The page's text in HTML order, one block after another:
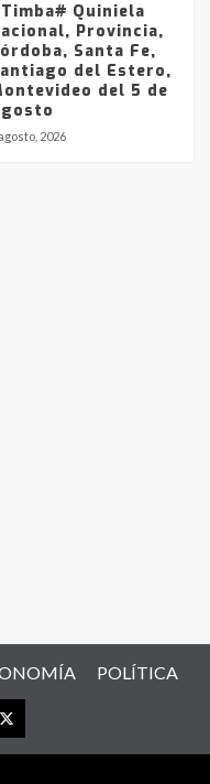
Quiniela
Provincia,
Santa Fe,
del Estero,
del 5 de
2026
POLÍTICA
Twitter